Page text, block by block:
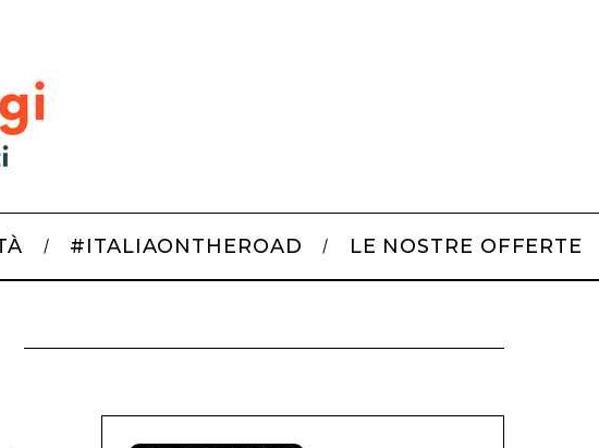
#ITALIAONTHEROAD LE NOSTRE OFFERTE